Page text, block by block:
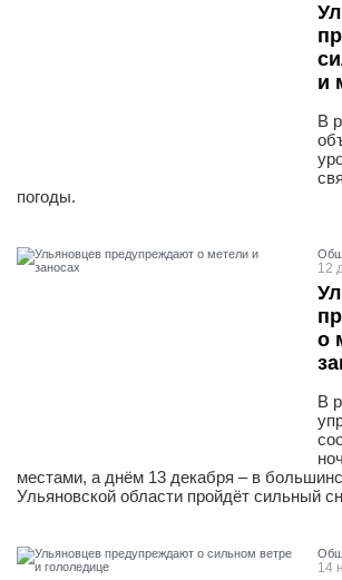
и
В
погоды.
12
о
В
местами, а днём 13 декабря – в
Ульяновской области пройдёт сильный
14